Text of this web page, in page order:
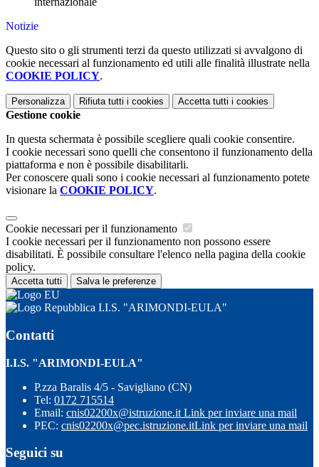
Notizie
Questo sito o gli strumenti terzi da questo utilizzati si avvalgono di
cookie necessari al funzionamento ed utili alle finalità illustrate nella
COOKIE POLICY.
Personalizza Rifiuta tutti i cookies Accetta tutti i cookies
Gestione cookie
In questa schermata è possibile scegliere quali cookie consentire.
I cookie necessari sono quelli che consentono il funzionamento della
piattaforma e non è possibile disabilitarli.
Per conoscere quali sono i cookie necessari al funzionamento potete
visionare la COOKIE POLICY.
Cookie necessari per il funzionamento
I cookie necessari per il funzionamento non possono essere
disabilitati. È possibile consultare l'elenco nella pagina della cookie
policy.
Accetta tutti Salva le preferenze
I.I.S. "ARIMONDI-EULA"
Contatti
I.I.S. "ARIMONDI-EULA"
P.zza Baralis 4/5 - Savigliano (CN)
Tel: 0172 715514
Email: cnis02200x@istruzione.it Link per inviare una mail
PEC: cnis02200x@pec.istruzione.itLink per inviare una mail
Seguici su